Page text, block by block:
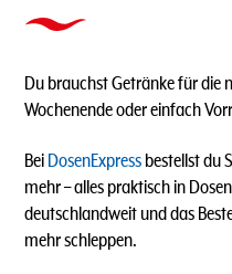
Du brauchst Getränke für die
Wochenende oder einfach
Bei DosenExpress bestellst du
mehr – alles praktisch in
deutschlandweit und das
mehr schleppen.